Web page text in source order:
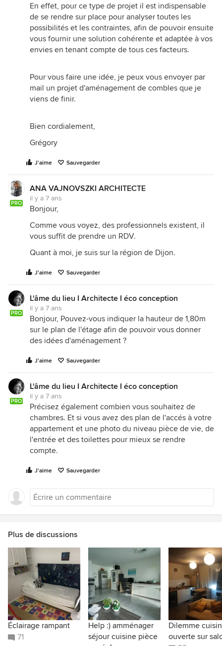
En effet, pour ce type de projet il est indispensable
de se rendre sur place pour analyser toutes les
possibilités et les contraintes, afin de pouvoir ensuite
vous fournir une solution cohérente et adaptée à vos
envies en tenant compte de tous ces facteurs.
Pour vous faire une idée, je peux vous envoyer par
mail un projet d'aménagement de combles que je
viens de finir.
Bien cordialement,
Grégory
J'aime Sauvegarder
PRO
ANA VAJNOVSZKI ARCHITECTE
il y a 7 ans
Bonjour,
Comme vous voyez, des professionnels existent, il
vous suffit de prendre un RDV.
Quant à moi, je suis sur la région de Dijon.
J'aime Sauvegarder
PRO
L'âme du lieu I Architecte I éco conception
il y a 7 ans
Bonjour, Pouvez-vous indiquer la hauteur de 1,80m
sur le plan de l'étage afin de pouvoir vous donner
des idées d'aménagement ?
J'aime Sauvegarder
PRO
L'âme du lieu I Architecte I éco conception
il y a 7 ans
Précisez également combien vous souhaitez de
chambres. Et si vous avez des plan de l'accés à votre
appartement et une photo du niveau pièce de vie, de
l'entrée et des toilettes pour mieux se rendre
compte.
J'aime Sauvegarder
Plus de discussions
Éclairage rampant
71
Help :) amménager
séjour cuisine pièce
Dilemme
ouverte sur